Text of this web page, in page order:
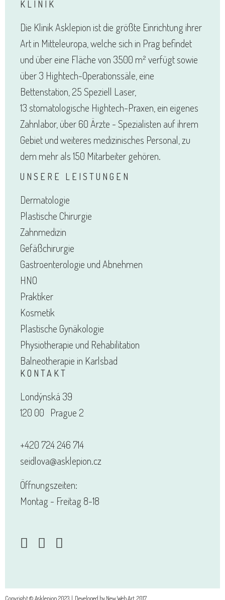
KLINIK
Die Klinik Asklepion ist die größte Einrichtung ihrer
Art in Mitteleuropa, welche sich in Prag befindet
und über eine Fläche von 3500 m² verfügt sowie
über 3 Hightech-Operationssäle, eine
Bettenstation, 25 Speziell Laser,
13 stomatologische Hightech-Praxen, ein eigenes
Zahnlabor, über 60 Ärzte - Spezialisten auf ihrem
Gebiet und weiteres medizinisches Personal, zu
dem mehr als 150 Mitarbeiter gehören.
UNSERE LEISTUNGEN
Dermatologie
Plastische Chirurgie
Zahnmedizin
Gefäßchirurgie
Gastroenterologie und Abnehmen
HNO
Praktiker
Kosmetik
Plastische Gynäkologie
Physiotherapie und Rehabilitation
Balneotherapie in Karlsbad
KONTAKT
Londýnská 39
120 00 Prague 2
+420 724 246 714
seidlova@asklepion.cz
Öffnungszeiten:
Montag - Freitag 8-18
Copyright © Asklepion 2023 | Developed by NewWebArt , 2017